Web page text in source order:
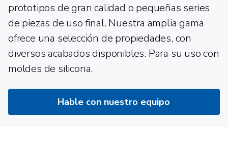
prototipos de gran calidad o pequeñas series
de piezas de uso final. Nuestra amplia gama
ofrece una selección de propiedades, con
diversos acabados disponibles. Para su uso con
moldes de silicona.
Hable con nuestro equipo